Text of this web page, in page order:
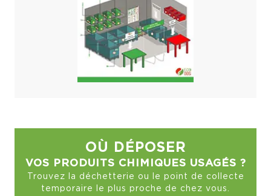
OÙ DÉPOSER
VOS PRODUITS CHIMIQUES USAGÉS ?
Trouvez la déchetterie ou le point de collecte
temporaire le plus proche de chez vous.